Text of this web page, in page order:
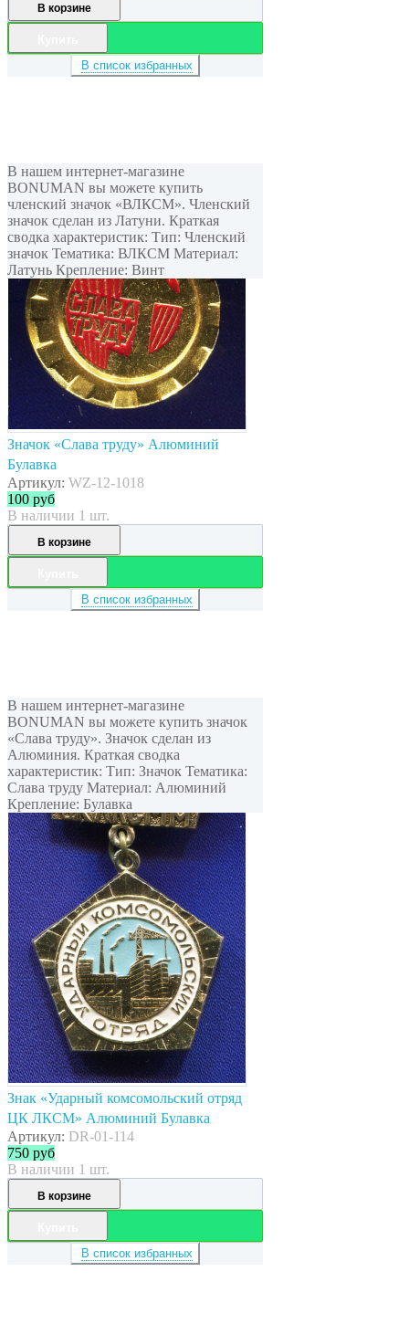
В корзине
В список избранных
В нашем интернет-магазине
BONUMAN вы можете купить
членский значок «ВЛКСМ». Членский
значок сделан из Латуни. Краткая
сводка характеристик: Тип: Членский
значок Тематика: ВЛКСМ Материал:
Латунь Крепление: Винт
Значок «Слава труду» Алюминий
Булавка
Артикул: WZ-12-1018
100 руб
В наличии 1 шт.
В корзине
В список избранных
В нашем интернет-магазине
BONUMAN вы можете купить значок
«Слава труду». Значок сделан из
Алюминия. Краткая сводка
характеристик: Тип: Значок Тематика:
Слава труду Материал: Алюминий
Крепление: Булавка
Знак «Ударный комсомольский отряд
ЦК ЛКСМ» Алюминий Булавка
Артикул: DR-01-114
750 руб
В наличии 1 шт.
В корзине
В список избранных